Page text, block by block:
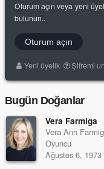
Oturum açın veya yeni
bulunun..
Oturum açın
Yeni üyelik Şifremi
Bugün Doğanlar
Vera Farmiga
Vera Ann
Oyuncu
Ağustos 6, 1973